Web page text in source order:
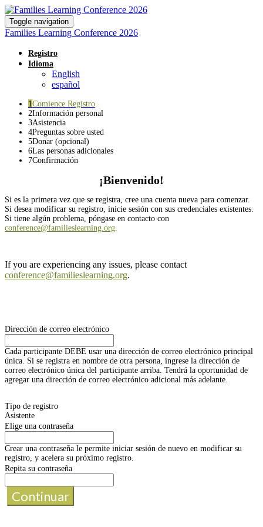
Toggle navigation
Families Learning Conference 2026
Registro
Idioma
English
español
1Comience Registro
2Información personal
3Asistencia
4Preguntas sobre usted
5Donar (opcional)
6Las personas adicionales
7Confirmación
¡Bienvenido!
Si es la primera vez que se registra, cree una cuenta nueva para comenzar.
Si desea modificar su registro, inicie sesión con sus credenciales existentes.
Si tiene algún problema, póngase en contacto con
conference@familieslearning.org.
If you are experiencing any issues, please contact
conference@familieslearning.org.
Dirección de correo electrónico
Cada participante DEBE usar una dirección de correo electrónico principal
única. Si se registra en nombre de otra persona, ingrese la dirección de
correo electrónico única del participante arriba. Tendrá la oportunidad de
agregar una dirección de correo electrónico adicional más adelante.
Tipo de registro
Asistente
Elige una contraseña
Crear una contraseña le permite iniciar sesión de nuevo en modificar su
registro, y acelera su próximo registro.
Repita su contraseña
Continuar